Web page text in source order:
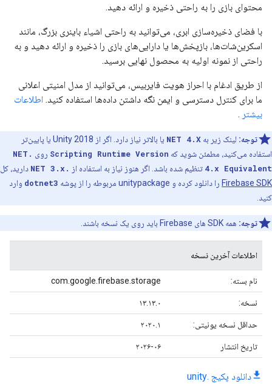
محتوای بازی را به راحتی ذخیره و ارائه دهید.
با فضای ذخیره‌سازی ابری، می‌توانید به راحتی اشیاء باینری بزرگ، مانند
اسکرین‌شات‌ها، بازپخش‌ها یا دارایی‌های بازی را ذخیره و ارائه دهید و به
راحتی از نمونه اولیه به محصول نهایی برسید.
از طریق ادغام با احراز هویت فایربیس، می‌توانید از مدل امنیتی اعلانی
ما برای کنترل دسترسی و ایمن نگه داشتن داده‌ها استفاده کنید. اطلاعات
بیشتر .
توجه: لینک زیر به NET 4.X
یا بالاتر نیاز دارد. اگر از Unity 2018 یا پایین‌تر
استفاده می‌کنید، مطمئن شوید که Scripting Runtime Version روی
.NET
4.x Equivalent تنظیم شده باشد. اگر هنوز نیاز به استفاده از .NET 3.x
دارید، کل
Firebase SDK را دانلود کرده و unitypackage مربوطه را از پوشه dotnet3 وارد
کنید.
توجه: همه SDK های Firebase باید روی یک نسخه باشند.
اطلاعات آخرین نسخه
نام بسته: com.google.firebase.storage
نسخه: ۱۳.۱۳.۰
حداقل نسخه یونیتی: ۲۰۲۰.۱
تاریخ انتشار ۲۰۲۶-۰۶
دانلود پکیج .unity